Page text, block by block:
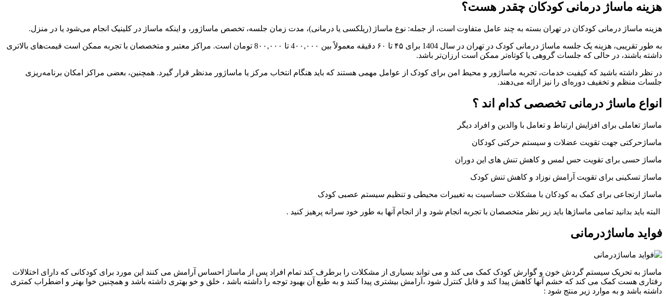
هزینه ماساژ درمانی کودکان چقدر هست؟
هزینه ماساژ درمانی کودکان در تهران بسته به چند عامل متفاوت است، از جمله: نوع ماساژ (ریلکسی یا درمانی)، مدت زمان جلسه، تخصص ماساژور، و اینکه ماساژ در کلینیک انجام می‌شود یا در منزل.
به طور تقریبی، هزینه یک جلسه ماساژ درمانی کودک در تهران در سال 1404 برای ۴۵ تا ۶۰ دقیقه معمولاً بین 4۰۰,۰۰۰ تا 8۰۰,۰۰۰ تومان است. مراکز معتبر و متخصصان با تجربه ممکن است قیمت‌های بالاتری
داشته باشند، در حالی که جلسات گروهی یا کوتاه‌تر ممکن است ارزان‌تر باشد.
در نظر داشته باشید که کیفیت خدمات، تجربه ماساژور و محیط امن برای کودک از عوامل مهمی هستند که باید هنگام انتخاب مرکز یا ماساژور مدنظر قرار گیرد. همچنین، بعضی مراکز امکان برنامه‌ریزی
جلسات منظم و تخفیف دوره‌ای را نیز ارائه می‌دهند.
انواع ماساژ درمانی تخصصی کدام اند ؟
ماساژ تعاملی برای افزایش ارتباط و تعامل با والدین و افراد دیگر
ماساژحرکتی جهت تقویت عضلات و سیستم حرکتی کودکان
ماساژ حسی برای تقویت حس لمس و کاهش تنش های این دوران
ماساژ تسکینی برای تقویت آرامش نوزاد و کاهش تنش کودک
ماساژ ارتجاعی برای کمک به کودکان با مشکلات حساسیت به تغییرات محیطی و تنظیم سیستم عصبی کودک
البته باید بدانید تمامی ماساژها باید زیر نظر متخصصان با تجربه انجام شود و از انجام آنها به طور خود سرانه پرهیز کنید .
فواید ماساژدرمانی
ماساژ به تحریک سیستم گردش خون و گوارش کودک کمک می کند و می تواند بسیاری از مشکلات را برطرف کند تمام افراد پس از ماساژ احساس آرامش می کنند این مورد برای کودکانی که دارای اختلالات
رفتاری هست کمک می کند که خشم آنها کاهش پیدا کند و قابل کنترل شود ،آرامش بیشتری پیدا کنند و به طبع آن بهبود توجه را داشته باشد ، خلق و خو بهتری داشته باشد و همچنین خوا بهتر و اضطراب کمتری
داشته باشد و به موارد زیر منتج شود :